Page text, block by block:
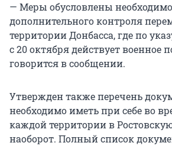
— Меры обусловлены
дополнительного контроля
территории Донбасса, где по
с 20 октября действует военное
говорится в сообщении.
Утвержден также перечень
необходимо иметь при себе во
каждой территории в
наоборот. Полный список